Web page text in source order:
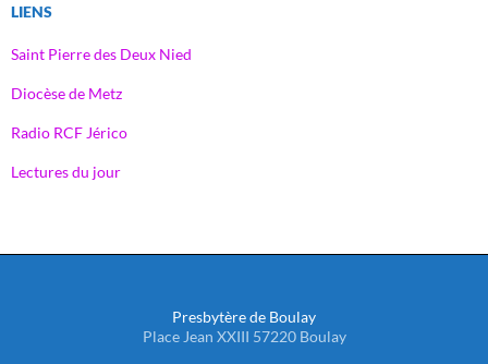
LIENS
Saint Pierre des Deux Nied
Diocèse de Metz
Radio RCF Jérico
Lectures du jour
Presbytère de Boulay
Place Jean XXIII 57220 Boulay